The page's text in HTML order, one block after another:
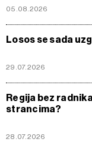
05.08.2026
Losos se sada
29.07.2026
Regija bez
strancima?
28.07.2026